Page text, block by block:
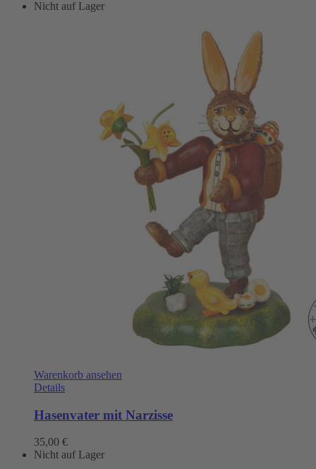
Nicht auf Lager
Warenkorb ansehen
Details
Hasenvater mit Narzisse
35,00 €
Nicht auf Lager